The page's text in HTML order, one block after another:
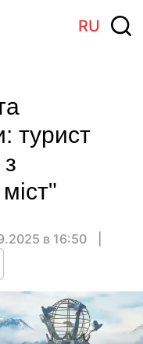
RU
турист
в 16:50